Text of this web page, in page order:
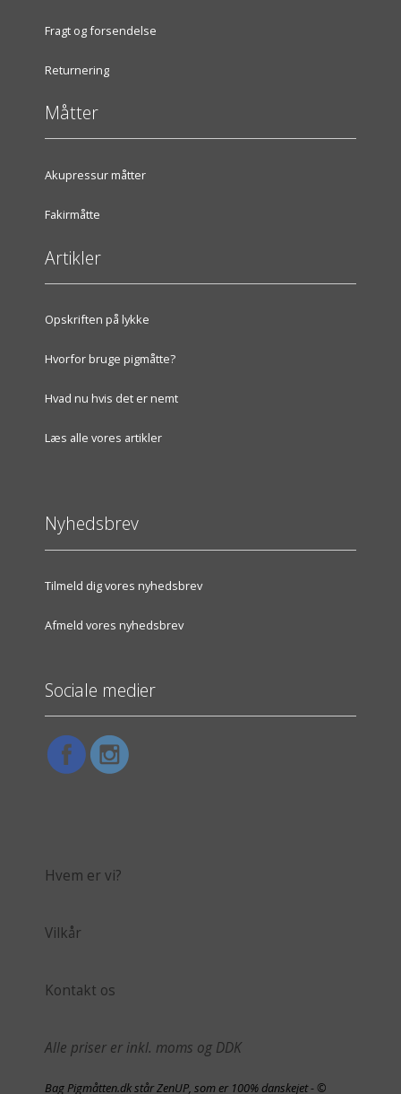
Fragt og forsendelse
Returnering
Måtter
Akupressur måtter
Fakirmåtte
Artikler
Opskriften på lykke
Hvorfor bruge pigmåtte?
Hvad nu hvis det er nemt
Læs alle vores artikler
Nyhedsbrev
Tilmeld dig vores nyhedsbrev
Afmeld vores nyhedsbrev
Sociale medier
Hvem er vi?
Vilkår
Kontakt os
Alle priser er inkl. moms og DDK
Bag Pigmåtten.dk står ZenUP, som er 100% danskejet - ©